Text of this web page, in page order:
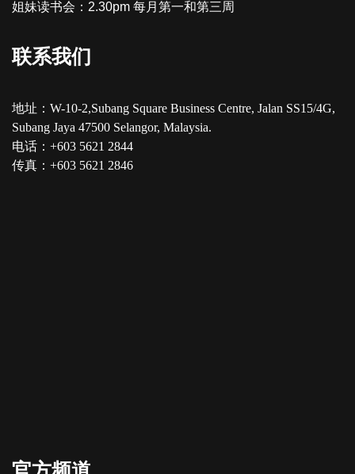
姐妹读书会：2.30pm 每月第一和第三周
联系我们
地址：W-10-2,Subang Square Business Centre, Jalan SS15/4G,
Subang Jaya 47500 Selangor, Malaysia.
电话：+603 5621 2844
传真：+603 5621 2846